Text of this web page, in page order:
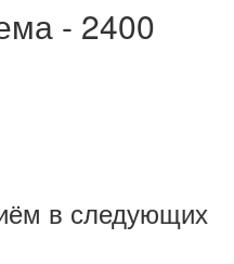
- 2400
в следующих